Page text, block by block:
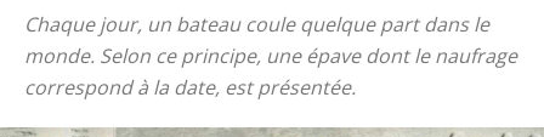
Chaque jour, un bateau coule quelque part dans le
monde. Selon ce principe, une épave dont le naufrage
correspond à la date, est présentée.